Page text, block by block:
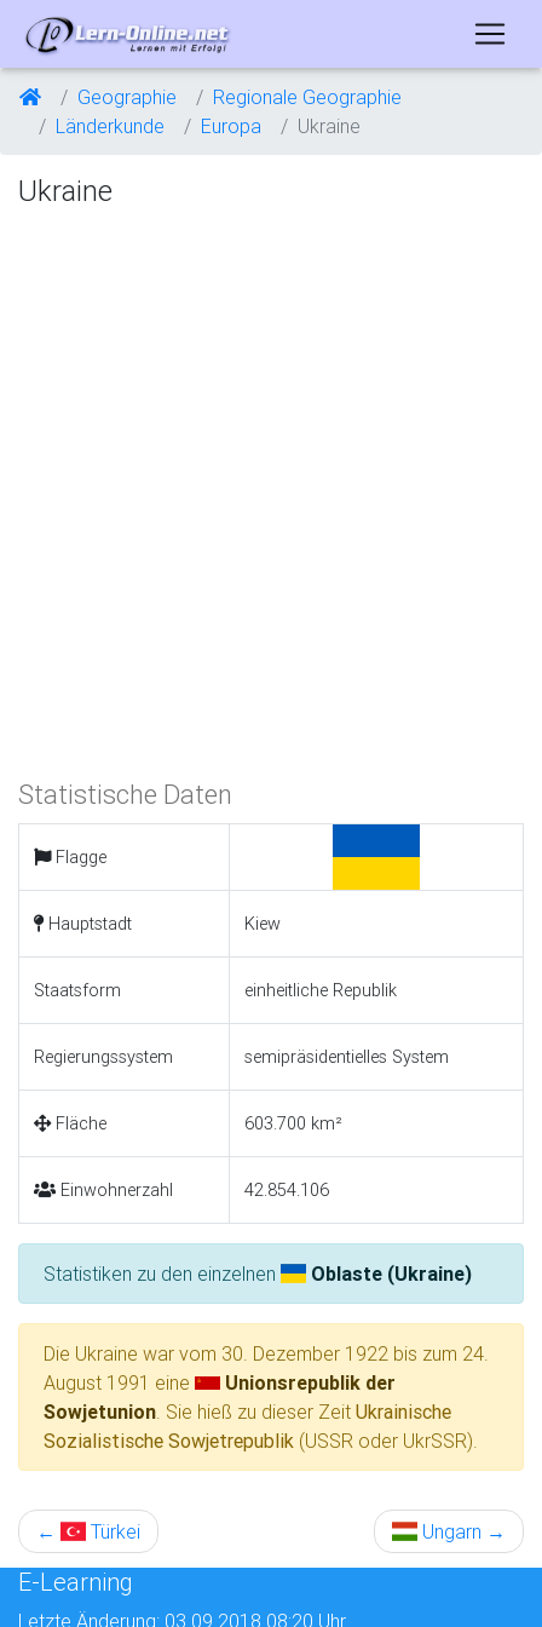
Geographie
Regionale Geographie
Länderkunde
Europa Ukraine
Ukraine
Statistische Daten
Flagge
Hauptstadt Kiew
Staatsform einheitliche Republik
Regierungssystem semipräsidentielles System
Fläche 603.700 km²
Einwohnerzahl 42.854.106
Statistiken zu den einzelnen Oblaste (Ukraine)
Die Ukraine war vom 30. Dezember 1922 bis zum 24.
August 1991 eine
Unionsrepublik der
Sowjetunion. Sie hieß zu dieser Zeit Ukrainische
Sozialistische Sowjetrepublik (USSR oder UkrSSR).
← Türkei Ungarn →
E-Learning
Letzte Änderung: 03.09.2018 08:20 Uhr